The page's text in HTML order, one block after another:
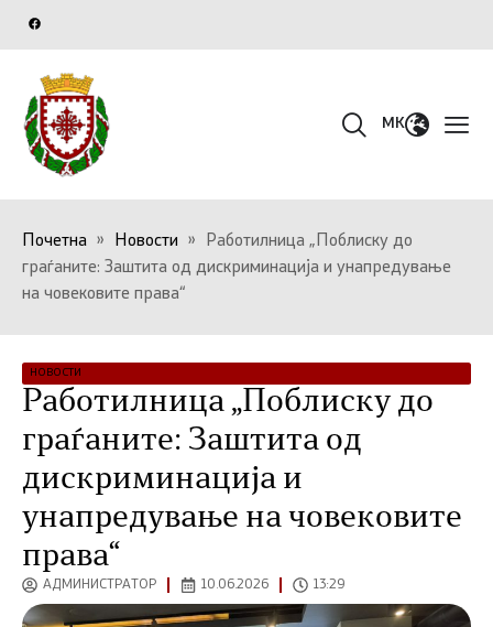
MK
Почетна » Новости »
Работилница „Поблиску до
граѓаните: Заштита од дискриминација и унапредување
на човековите права“
НОВОСТИ
Работилница „Поблиску до
граѓаните: Заштита од
дискриминација и
унапредување на човековите
права“
АДМИНИСТРАТОР 10.06.2026 13:29